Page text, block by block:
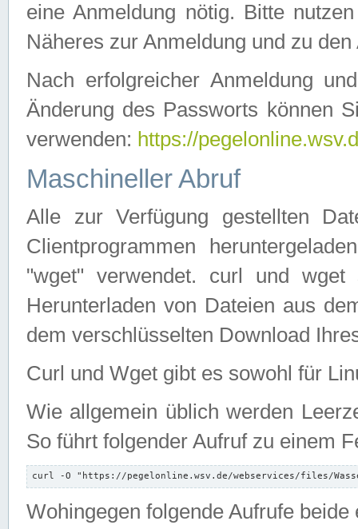
eine Anmeldung nötig. Bitte
Näheres zur Anmeldung und zu
Nach erfolgreicher Anmeldung
Änderung des Passworts können
verwenden: https://
Maschineller Abruf
Alle zur Verfügung gestellten
Clientprogrammen
"wget" verwendet. curl und wget
Herunterladen von Dateien aus
dem verschlüsselten Download
Curl und Wget gibt es sowohl für
Wie allgemein üblich werden
So führt folgender Aufruf zu einem
curl -O "https://pegelonline.wsv.de/webservices/files/
Wohingegen folgende Aufrufe beide